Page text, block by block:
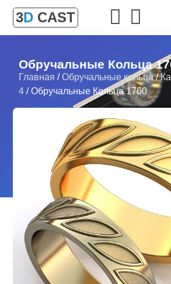
3D CAST
Обручальные Кольца
Главная /Обручальные кольца/
4 / Обручальные Кольца 1760